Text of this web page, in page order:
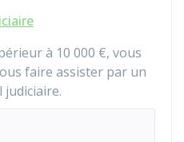
à 10 000 €, vous
faire assister par un